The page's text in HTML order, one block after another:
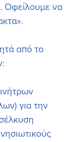
Οφείλουμε να
από το
για την